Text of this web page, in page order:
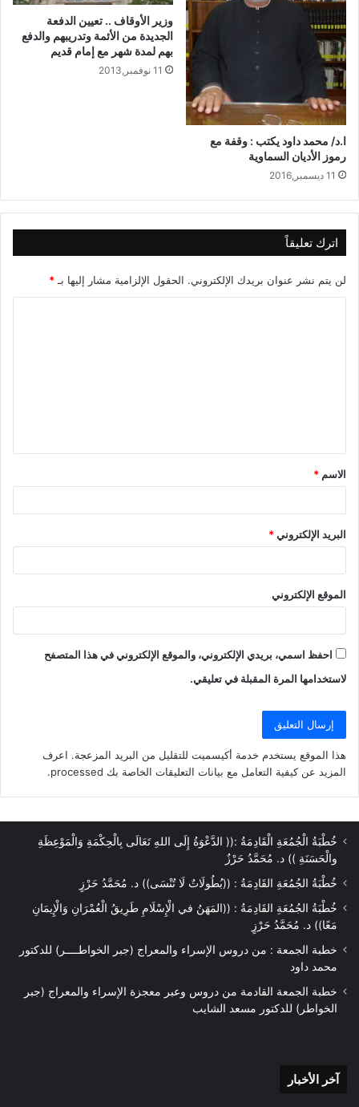
ا.د/ محمد داود يكتب : وقفة مع
رموز الأديان السماوية
11 ديسمبر,2016
وزير الأوقاف .. تعيين الدفعة
الجديدة من الأئمة وتدريبهم والدفع
بهم لمدة شهر مع إمام قديم
11 نوفمبر,2013
اترك تعليقاً
لن يتم نشر عنوان بريدك الإلكتروني. الحقول الإلزامية مشار إليها بـ *
ق
*
الاسم *
البريد الإلكتروني*
الموقع الإلكتروني
احفظ اسمي، بريدي الإلكتروني، والموقع الإلكتروني في هذا المتصفح
لاستخدامها المرة المقبلة في تعليقي.
هذا الموقع يستخدم خدمة أكيسميت للتقليل من البريد المزعجة. اعرف
المزيد عن كيفية التعامل مع بيانات التعليقات الخاصة بك processed
.
خُطْبَةُ الْجُمُعَةِ الْقَادِمَةُ :(( الدَّعْوَةُ إِلَى اللهِ تَعَالَى بِالْحِكْمَةِ وَالْمَوْعِظَةِ
والْحَسَنَةِ )) د. مُحَمَّدُ حَرْزٌ
خُطْبَةُ الجُمُعَةِ القَادِمَةُ : ((بُطُولَاتٌ لَا تُنْسَى)) د. مُحَمَّدُ حَرْزٍ
خُطْبَةُ الجُمُعَةِ القَادِمَةُ : ((المَهَنُ في الْإِسْلَامِ طَرِيقُ الْعُمْرَانِ وَالْإِيمَانِ
مَعًا)) د. مُحَمَّدُ حَرْزٍ
خطبة الجمعة : من دروس الإسراء والمعراج (جبر الخواطــــر) للدكتور
محمد داود
خطبة الجمعة القادمة من دروس وعبر معجزة الإسراء والمعراج (جبر
الخواطر) للدكتور مسعد الشايب
آخر الأخبار